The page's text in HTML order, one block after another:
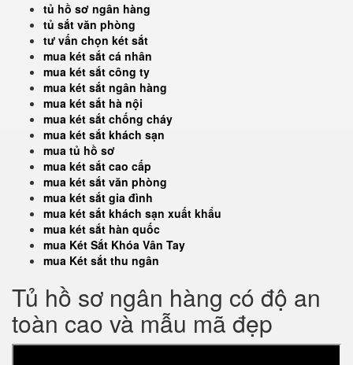
tủ hồ sơ ngân hàng
tủ sắt văn phòng
tư vấn chọn két sắt
mua két sắt cá nhân
mua két sắt công ty
mua két sắt ngân hàng
mua két sắt hà nội
mua két sắt chống cháy
mua két sắt khách sạn
mua tủ hồ sơ
mua két sắt cao cấp
mua két sắt văn phòng
mua két sắt gia đình
mua két sắt khách sạn xuất khẩu
mua két sắt hàn quốc
mua Két Sắt Khóa Vân Tay
mua Két sắt thu ngân
Tủ hồ sơ ngân hàng có độ an
toàn cao và mẫu mã đẹp